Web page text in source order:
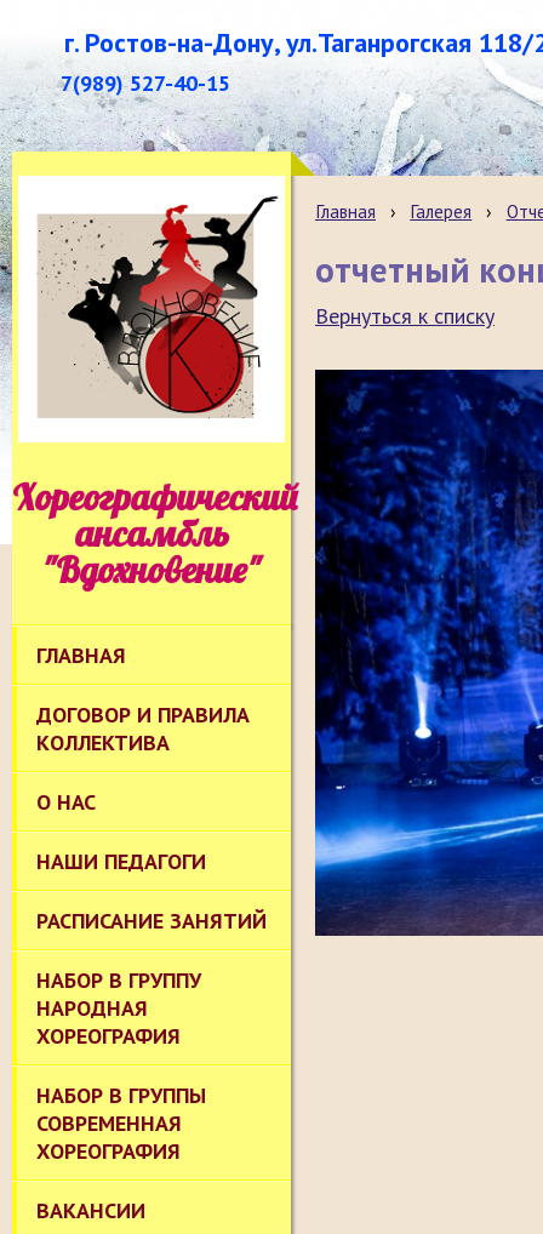
г. Ростов-на-Дону, ул.Таганрогская 118/
7(989) 527-40-15
Хореографический
ансамбль
"Вдохновение"
ГЛАВНАЯ
ДОГОВОР И ПРАВИЛА
КОЛЛЕКТИВА
О НАС
НАШИ ПЕДАГОГИ
РАСПИСАНИЕ ЗАНЯТИЙ
НАБОР В ГРУППУ
НАРОДНАЯ
ХОРЕОГРАФИЯ
НАБОР В ГРУППЫ
СОВРЕМЕННАЯ
ХОРЕОГРАФИЯ
ВАКАНСИИ
Главная › Галерея ›
отчетный
Вернуться к списку